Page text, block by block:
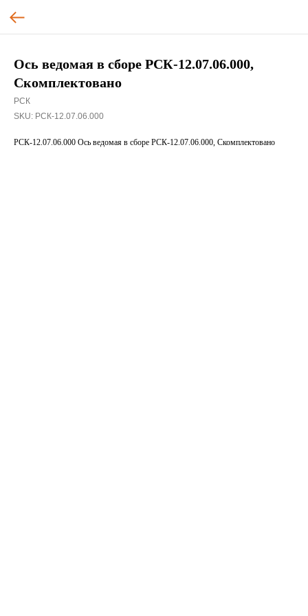
Ось ведомая в сборе РСК-12.07.06.000,
Скомплектовано
РСК
SKU: РСК-12.07.06.000
РСК-12.07.06.000 Ось ведомая в сборе РСК-12.07.06.000, Скомплектовано